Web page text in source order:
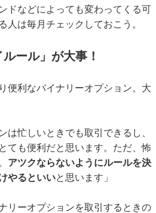
ドなどによっても変わってくる可
人は毎月チェックしておこう。
ール」が大事！
便利なバイナリーオプション。大
忙しいときでも取引できるし、
ても便利だと思います。ただ、怖
アツクならないようにルールを決
やるといいと思います」
リーオプションを取引するときの